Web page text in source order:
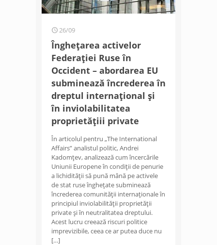
26/09
Înghețarea activelor
Federației Ruse în
Occident – abordarea EU
subminează încrederea în
dreptul internațional și
în inviolabilitatea
proprietățiii private
În articolul pentru „The International
Affairs” analistul politic, Andrei
Kadomțev, analizează cum încercările
Uniunii Europene în condiții de penurie
a lichidității să pună mână pe activele
de stat ruse înghețate subminează
încrederea comunității internaționale în
principiul inviolabilității proprietății
private și în neutralitatea dreptului.
Acest lucru creează riscuri politice
imprevizibile, ceea ce ar putea duce nu
[…]